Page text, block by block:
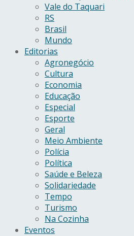
Vale do Taquari
RS
Brasil
Mundo
Editorias
Agronegócio
Cultura
Economia
Educação
Especial
Esporte
Geral
Meio Ambiente
Polícia
Política
Saúde e Beleza
Solidariedade
Tempo
Turismo
Na Cozinha
Eventos